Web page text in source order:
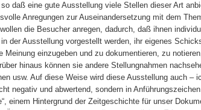
daß eine gute Ausstellung viele Stellen dieser Art
Anregungen zur Auseinandersetzung mit dem
die Besucher anregen, dadurch, daß ihnen
der Ausstellung vorgestellt werden, ihr eigenes
Meinung einzugeben und zu dokumentieren, zu
hinaus können sie andere Stellungnahmen
usw. Auf diese Weise wird diese Ausstellung auch –
negativ und abwertend, sondern in
einem Hintergrund der Zeitgeschichte für unser